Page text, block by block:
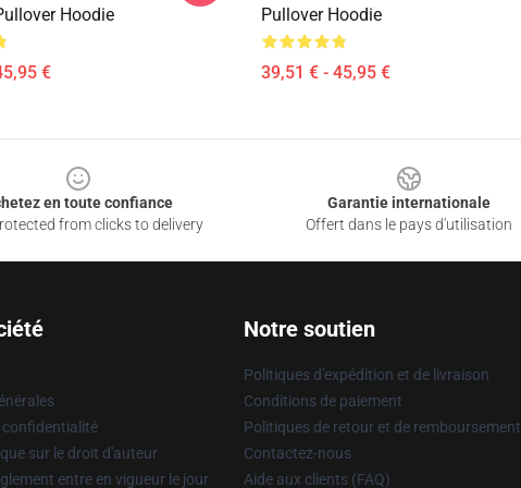
Hoodie
€
Pullover Hoodie
39,51 € - 45,95 €
en toute confiance
from clicks to delivery
Garantie internationale
Offert dans le pays d'utilisation
confidentialité
sur le droit d'auteur
entre en vigueur le jour
Notre soutien
Politiques d'expédition et de livraison
Conditions de paiement
Politiques de retour et de remboursement
Contactez-nous
Aide aux clients (FAQ)